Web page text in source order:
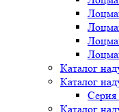
Каталог
Каталог
Серия
Каталог